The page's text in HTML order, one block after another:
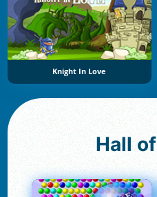
Knight In Love
Hall of